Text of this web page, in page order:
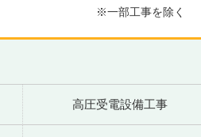
※一部工事を除く
高圧受電設備工事